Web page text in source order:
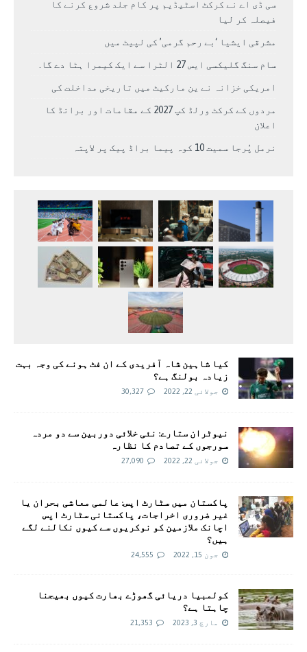
سی ڈی اے نے کرکٹ اسٹیڈیم پر کام جلد شروع کرنے کا
فیصلہ کر لیا
مشرقی ایشیا ‘بے رحم گرمی’ کی لپیٹ میں
سام سنگ گلیکسی ایس 27 الٹرا سے ایک کیمرا ہٹا دے گا.
امریکی خزانہ نے ین مارکیٹ میں تاریخی مداخلت کی
مردوں کے کرکٹ ورلڈ کپ 2027 کے مقامات اور برانڈ کا
اعلان
نرمل پُرجا سمیت 10 کوہ پیما براڈ پیک پر لاپتہ
کیا شاہین شاہ آفریدی کے ان فٹ ہونے کی وجہ بہت
زیادہ بولنگ ہے؟
جولائی 22, 2022 30,327
نیوٹران ستارے: نئی خلائی دوربین سے دو مردہ
سورجوں کے تصادم کا نظارہ
جولائی 22, 2022 27,090
پاکستان میں سٹارٹ اپس: عالمی معاشی بحران یا
غیر ضروری اخراجات، پاکستانی سٹارٹ اپس
اچانک ملازمین کو نوکریوں سے کیوں نکالنے لگے
ہیں؟
جون 15, 2022 24,555
کولمبیا دریائی گھوڑے بھارت کیوں بھیجنا
چاہتا ہے؟
مارچ 3, 2023 21,353